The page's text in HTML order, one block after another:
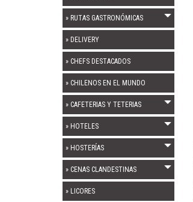
» RUTAS GASTRONÓMICAS
» DELIVERY
» CHEFS DESTACADOS
» CHILENOS EN EL MUNDO
» CAFETERIAS Y TETERIAS
» HOTELES
» HOSTERÍAS
» CENAS CLANDESTINAS
» LICORES